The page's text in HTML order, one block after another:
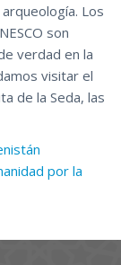
Los
son
verdad en la
visitar el
de la Seda, las
por la